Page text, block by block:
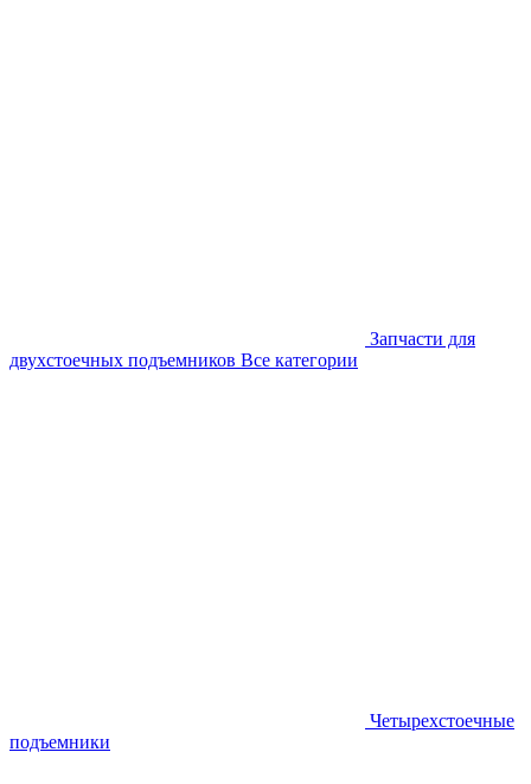
Запчасти для
двухстоечных подъемников Все категории
Четырехстоечные
подъемники